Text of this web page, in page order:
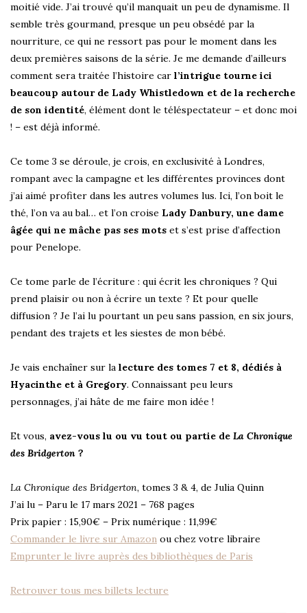
moitié vide. J’ai trouvé qu’il manquait un peu de dynamisme. Il
semble très gourmand, presque un peu obsédé par la
nourriture, ce qui ne ressort pas pour le moment dans les
deux premières saisons de la série. Je me demande d’ailleurs
comment sera traitée l’histoire car l’intrigue tourne ici
beaucoup autour de Lady Whistledown et de la recherche
de son identité, élément dont le téléspectateur – et donc moi
! – est déjà informé.
Ce tome 3 se déroule, je crois, en exclusivité à Londres,
rompant avec la campagne et les différentes provinces dont
j’ai aimé profiter dans les autres volumes lus. Ici, l’on boit le
thé, l’on va au bal… et l’on croise Lady Danbury, une dame
âgée qui ne mâche pas ses mots et s’est prise d’affection
pour Penelope.
Ce tome parle de l’écriture : qui écrit les chroniques ? Qui
prend plaisir ou non à écrire un texte ? Et pour quelle
diffusion ? Je l’ai lu pourtant un peu sans passion, en six jours,
pendant des trajets et les siestes de mon bébé.
Je vais enchaîner sur la lecture des tomes 7 et 8, dédiés à
Hyacinthe et à Gregory. Connaissant peu leurs
personnages, j’ai hâte de me faire mon idée !
Et vous, avez-vous lu ou vu tout ou partie de La Chronique
des Bridgerton ?
La Chronique des Bridgerton, tomes 3 & 4, de Julia Quinn
J’ai lu – Paru le 17 mars 2021 – 768 pages
Prix papier : 15,90€ – Prix numérique : 11,99€
Commander le livre sur Amazon ou chez votre libraire
Emprunter le livre auprès des bibliothèques de Paris
Retrouver tous mes billets lecture